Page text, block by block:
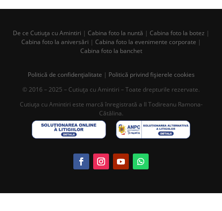
De ce Cutiuța cu Amintiri | Cabina foto la nuntă | Cabina foto la botez |
Cabina foto la aniversări | Cabina foto la evenimente corporate |
Cabina foto la banchet
Politică de confidențialitate | Politică privind fișierele cookies
© 2016 – 2025 – Cutiuța cu Amintiri – Toate drepturile rezervate.
Cutiuța cu Amintiri este marcă înregistrată a II Todireanu Ramona-
Cătălina.